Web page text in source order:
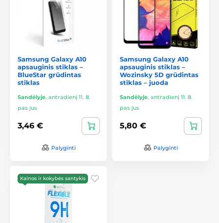
Samsung Galaxy A10
apsauginis stiklas –
BlueStar grūdintas
stiklas
Sandėlyje, antradienį 11. 8.
pas jus
3,46 €
Palyginti
Samsung Galaxy A10
apsauginis stiklas –
Wozinsky 5D grūdintas
stiklas – juoda
Sandėlyje, antradienį 11. 8.
pas jus
5,80 €
Palyginti
Kainos ir kokybės santykis